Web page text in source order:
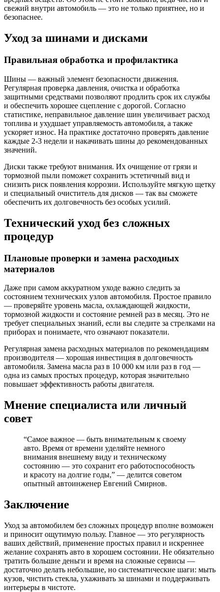
свежий внутри автомобиль — это не только приятнее, но и
безопаснее.
Уход за шинами и дисками
Правильная обработка и профилактика
Шины — важный элемент безопасности движения.
Регулярная проверка давления, очистка и обработка
защитными средствами позволяют продлить срок их службы
и обеспечить хорошее сцепление с дорогой. Согласно
статистике, неправильное давление шин увеличивает расход
топлива и ухудшает управляемость автомобиля, а также
ускоряет износ. На практике достаточно проверять давление
каждые 2-3 недели и накачивать шины до рекомендованных
значений.
Диски также требуют внимания. Их очищение от грязи и
тормозной пыли поможет сохранить эстетичный вид и
снизить риск появления коррозии. Используйте мягкую щетку
и специальный очиститель для дисков — так вы сможете
обеспечить их долговечность без особых усилий.
Технический уход без сложных
процедур
Плановые проверки и замена расходных
материалов
Даже при самом аккуратном уходе важно следить за
состоянием технических узлов автомобиля. Простое правило
— проверяйте уровень масла, охлаждающей жидкости,
тормозной жидкости и состояние ремней раз в месяц. Это не
требует специальных знаний, если вы следите за стрелками на
приборах и понимаете, что означают показатели.
Регулярная замена расходных материалов по рекомендациям
производителя — хорошая инвестиция в долговечность
автомобиля. Замена масла раз в 10 000 км или раз в год —
одна из самых простых процедур, которая значительно
повышает эффективность работы двигателя.
Мнение специалиста или личный
совет
“Самое важное — быть внимательным к своему
авто. Время от времени уделяйте немного
внимания внешнему виду и техническому
состоянию — это сохранит его работоспособность
и красоту на долгие годы,” — делится советом
опытный автоинженер Евгений Смирнов.
Заключение
Уход за автомобилем без сложных процедур вполне возможен
и приносит ощутимую пользу. Главное — это регулярность
ваших действий, применение простых правил и искреннее
желание сохранять авто в хорошем состоянии. Не обязательно
тратить большие деньги и время на сложные сервисы —
достаточно делать небольшие, но систематические шаги: мыть
кузов, чистить стекла, ухаживать за шинами и поддерживать
интерьеры в чистоте.